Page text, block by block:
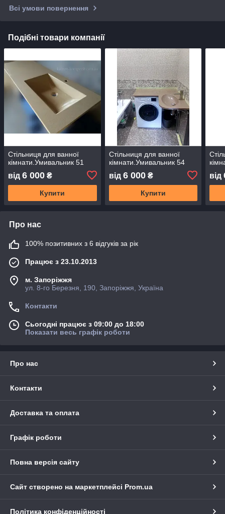
Всі умови повернення
Подібні товари компанії
Стільниця для ванної
кімнати.Умивальник 51
від 6 000 ₴
Купити
Стільниця для ванної
кімнати.Умивальник 54
від 6 000₴
Купити
від
Про нас
100% позитивних з 6 відгуків за рік
Працює з 23.10.2013
м. Запоріжжя
ул. 8-го Березня, 190, Запоріжжя, Україна
Контакти
Сьогодні працює з 09:00 до 18:00
Показати весь графік роботи
Про нас
Контакти
Доставка та оплата
Графік роботи
Повна версія сайту
Сайт створено на маркетплейсі Prom.ua
Політика конфіденційності